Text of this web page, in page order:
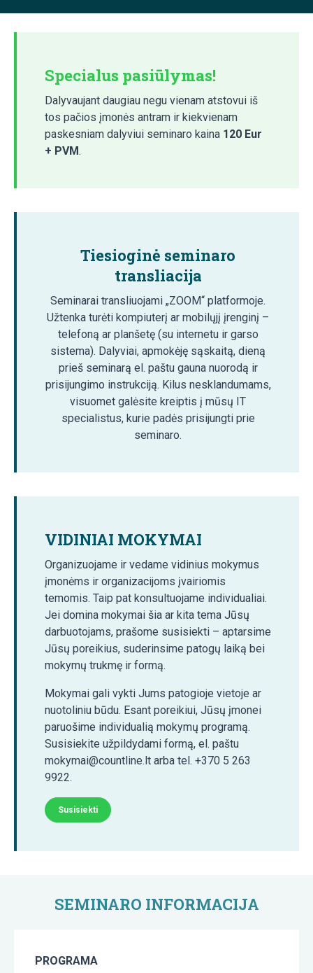
Specialus pasiūlymas!
Dalyvaujant daugiau negu vienam atstovui iš
tos pačios įmonės antram ir kiekvienam
paskesniam dalyviui seminaro kaina 120 Eur
+ PVM.
Tiesioginė seminaro
transliacija
Seminarai transliuojami „ZOOM“ platformoje.
Užtenka turėti kompiuterį ar mobilųjį įrenginį –
telefoną ar planšetę (su internetu ir garso
sistema). Dalyviai, apmokėję sąskaitą, dieną
prieš seminarą el. paštu gauna nuorodą ir
prisijungimo instrukciją. Kilus nesklandumams,
visuomet galėsite kreiptis į mūsų IT
specialistus, kurie padės prisijungti prie
seminaro.
VIDINIAI MOKYMAI
Organizuojame ir vedame vidinius mokymus
įmonėms ir organizacijoms įvairiomis
temomis. Taip pat konsultuojame individualiai.
Jei domina mokymai šia ar kita tema Jūsų
darbuotojams, prašome susisiekti – aptarsime
Jūsų poreikius, suderinsime patogų laiką bei
mokymų trukmę ir formą.
Mokymai gali vykti Jums patogioje vietoje ar
nuotoliniu būdu. Esant poreikiui, Jūsų įmonei
paruošime individualią mokymų programą.
Susisiekite užpildydami formą, el. paštu
mokymai@countline.lt arba tel. +370 5 263
9922.
Susisiekti
SEMINARO INFORMACIJA
PROGRAMA